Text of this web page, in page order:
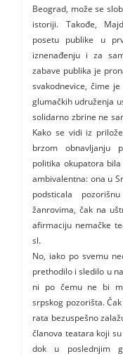
Beograd, može se
istoriji. Takođe,
posetu publike u
iznenađenju i za
zabave publika je
svakodnevice, čime
glumačkih udruženja
solidarno zbrine ne
Kako se vidi iz
brzom obnavljanju
politika okupatora
ambivalentna: ona u
podsticala
žanrovima, čak na
afirmaciju nemačke
sl.
No, iako po svemu
prethodilo i sledilo u
ni po čemu ne bi
srpskog pozorišta.
rata bezuspešno
članova teatara koji
dok u poslednjim